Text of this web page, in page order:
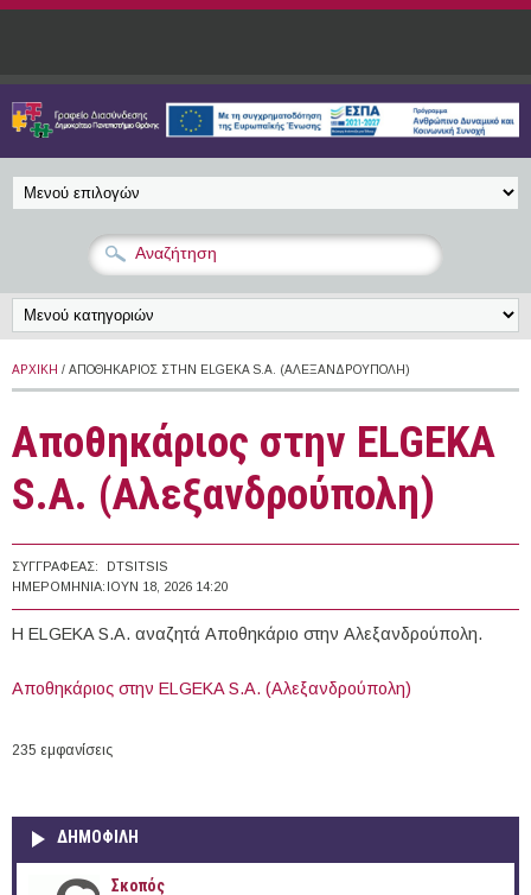
Παράκαμψη προς το κυρίως περιεχόμενο
ΑΡΧΙΚΉ / ΑΠΟΘΗΚΆΡΙΟΣ ΣΤΗΝ ELGEKA S.A. (ΑΛΕΞΑΝΔΡΟΎΠΟΛΗ)
Αποθηκάριος στην ELGEKA
S.A. (Αλεξανδρούπολη)
ΣΥΓΓΡΑΦΈΑΣ:
DTSITSIS
ΗΜΕΡΟΜΗΝΊΑ: ΙΟΥΝ 18, 2026 14:20
Η ELGEKA S.A. αναζητά Αποθηκάριο στην Αλεξανδρούπολη.
Αποθηκάριος στην ELGEKA S.A. (Αλεξανδρούπολη)
235 εμφανίσεις
ΔΗΜΟΦΙΛΗ
Σκοπός